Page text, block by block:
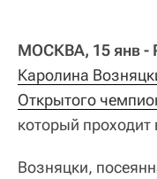
МОСКВА, 15 янв -
Каролина
Открытого
который проходит
Возняцки,